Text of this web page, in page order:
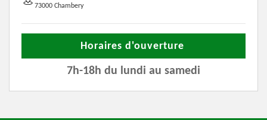
73000 Chambery
Horaires d'ouverture
7h-18h du lundi au samedi